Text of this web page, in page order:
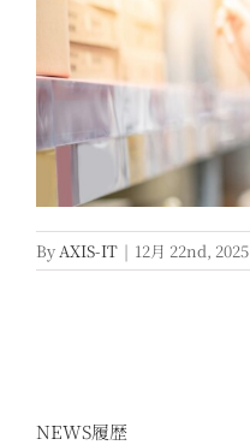
By AXIS-IT | 12月 22nd, 2025
NEWS履歴